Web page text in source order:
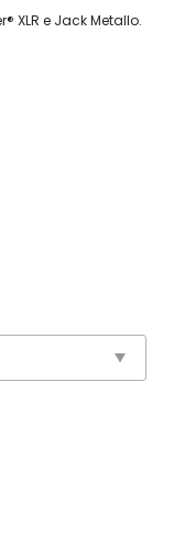
XLR e Jack Metallo.